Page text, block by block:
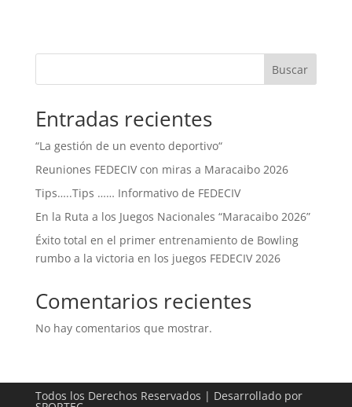
Buscar
Entradas recientes
“La gestión de un evento deportivo“
Reuniones FEDECIV con miras a Maracaibo 2026
Tips…..Tips …… Informativo de FEDECIV
En la Ruta a los Juegos Nacionales “Maracaibo 2026”
Éxito total en el primer entrenamiento de Bowling
rumbo a la victoria en los juegos FEDECIV 2026
Comentarios recientes
No hay comentarios que mostrar.
Todos los Derechos Reservados | Desarrollado por